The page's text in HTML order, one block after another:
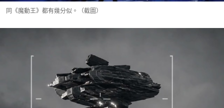
同《魔動王》都有幾分似。（截圖）